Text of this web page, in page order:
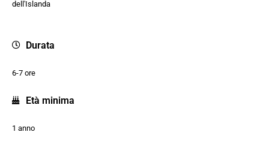
dell'Islanda
Durata
6-7 ore
Età minima
1 anno